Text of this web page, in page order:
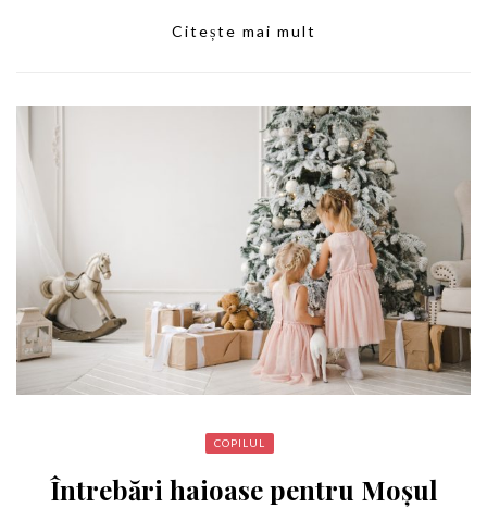
Citește mai mult
COPILUL
Întrebări haioase pentru Moșul